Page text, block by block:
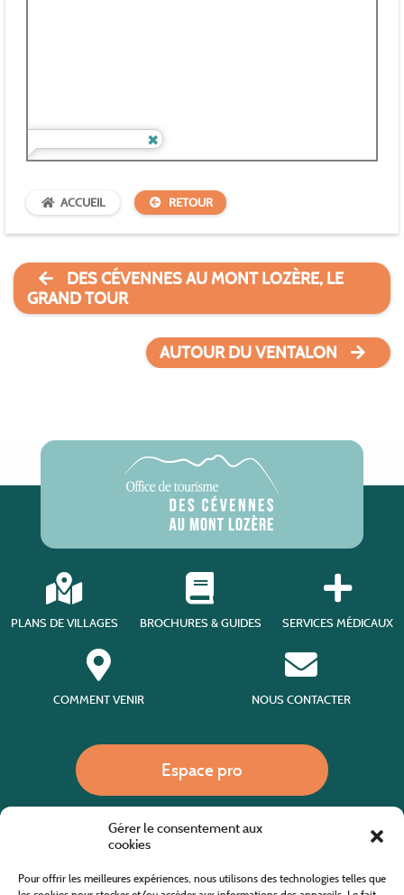
Gérer le consentement aux
cookies
Pour offrir les meilleures expériences, nous utilisons des technologies telles que
ACCUEIL RETOUR
DES CÉVENNES AU MONT LOZÈRE, LE
GRAND TOUR
AUTOUR DU VENTALON
PLANS DE VILLAGES BROCHURES & GUIDES SERVICES MÉDICAUX
COMMENT VENIR NOUS CONTACTER
Espace pro